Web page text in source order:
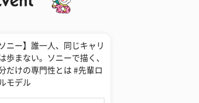
ソニー】誰一人、同じキャリ
歩まない。ソニーで描く、
だけの専門性とは #先輩ロ
モデル